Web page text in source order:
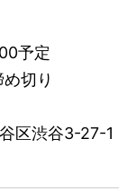
予定
切り
谷区渋谷3-27-1